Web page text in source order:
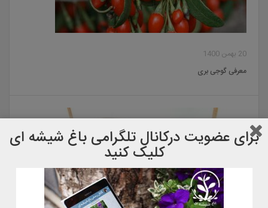
20 بهمن 1400
معرفی گوجی بری
برای عضویت دركانال تلگرامی باغ شیشه ای
کلیک کنید